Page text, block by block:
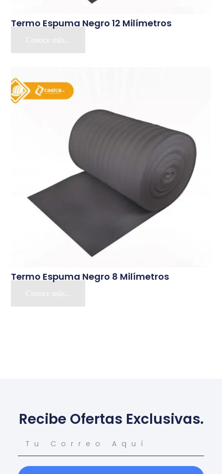
Termo Espuma Negro 12 Milímetros
Conoce más...
Termo Espuma Negro 8 Milímetros
Conoce más...
Recibe Ofertas Exclusivas.